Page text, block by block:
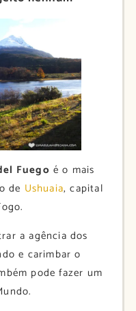
Fuego é o mais
de Ushuaia, capital
a agência dos
e carimbar o
pode fazer um